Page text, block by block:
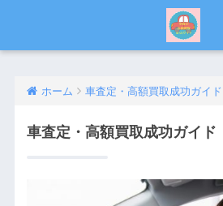
ホーム 車査定・高額買取成功ガイド
車査定・高額買取成功ガイド